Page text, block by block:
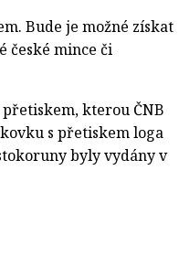
Bude je možné získat
české mince či
kterou ČNB
s přetiskem loga
byly vydány v